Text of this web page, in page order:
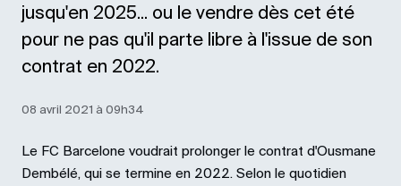
jusqu'en 2025... ou le vendre dès cet été
pour ne pas qu'il parte libre à l'issue de son
contrat en 2022.
08 avril 2021 à 09h34
Le FC Barcelone voudrait prolonger le contrat d'Ousmane
Dembélé, qui se termine en 2022. Selon le quotidien